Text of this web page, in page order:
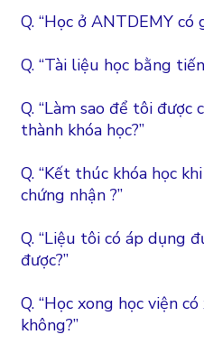
Q. “Học ở ANTDEMY có
Q. “Tài liệu học bằng
Q. “Làm sao để tôi được
thành khóa học?”
Q. “Kết thúc khóa học
chứng nhận ?”
Q. “Liệu tôi có áp dụng
được?”
Q. “Học xong học viện
không?”